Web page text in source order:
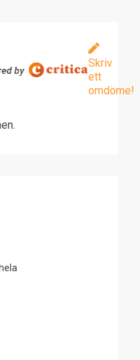
Skriv
ett
omdöme!